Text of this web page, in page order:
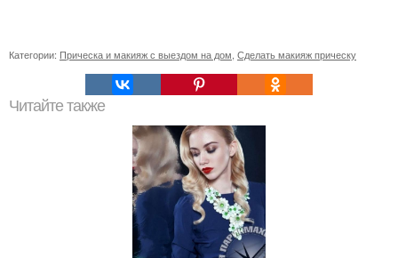
Категории: Прическа и макияж с выездом на дом Сделать макияж прическу
Читайте также